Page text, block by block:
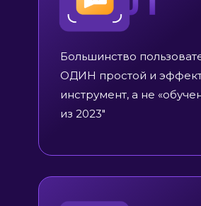
Большинство
ОДИН простой и
инструмент, а не
из 2023″